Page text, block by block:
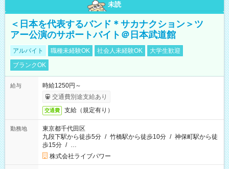
未読
＜日本を代表するバンド＊サカナクション＞ツ
アー公演のサポートバイト＠日本武道館
アルバイト 職種未経験OK 社会人未経験OK
大学生歓迎
ブランクOK
給与
時給1250円～
交通費別途支給あり
交通費 支給（規定有り）
勤務地
東京都千代田区
九段下駅から徒歩5分 / 竹橋駅から徒歩10分 / 神保町駅から徒
歩15分 / …
株式会社ライブパワー